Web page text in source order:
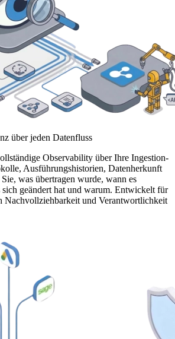
über jeden Datenfluss
Observability über Ihre Ingestion-
Ausführungshistorien, Datenherkunft
was übertragen wurde, wann es
geändert hat und warum. Entwickelt für
Nachvollziehbarkeit und Verantwortlichkeit